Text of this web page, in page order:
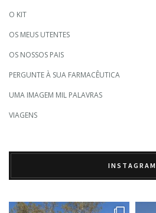
O KIT
OS MEUS UTENTES
OS NOSSOS PAIS
PERGUNTE À SUA FARMACÊUTICA
UMA IMAGEM MIL PALAVRAS
VIAGENS
INSTAGRAM